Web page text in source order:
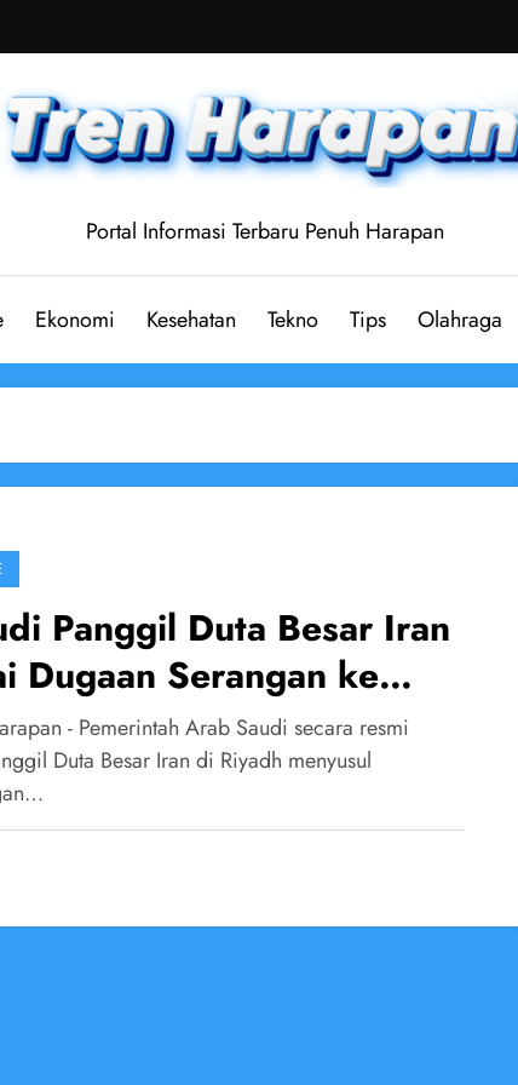
Portal Informasi Terbaru Penuh Harapan
Ekonomi Kesehatan Tekno Tips Olahraga
Panggil Duta Besar Iran
Dugaan Serangan ke
Teluk
- Pemerintah Arab Saudi secara resmi
Duta Besar Iran di Riyadh menyusul